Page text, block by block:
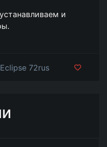
и
Eclipse 72rus